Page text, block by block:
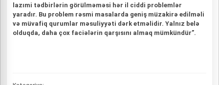
lazımi tədbirlərin görülməməsi hər il ciddi problemlər
yaradır. Bu problem rəsmi masalarda geniş müzakirə edilməli
və müvafiq qurumlar məsuliyyəti dərk etməlidir. Yalnız belə
olduqda, daha çox faciələrin qarşısını almaq mümkündür”.